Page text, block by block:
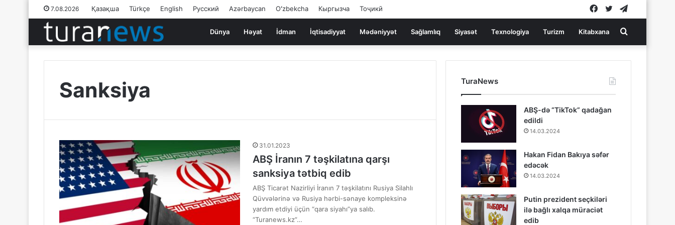
7.08.2026 Қазақша Türkçe English Русский Azərbaycan Oʻzbekcha Кыргызча Тоҷикӣ Twitter
Facebook
Dünya Həyat İdman İqtisadiyyat Mədəniyyət Sağlamlıq Siyasət Texnologiya Turizm Kitabxana Search
for
Sanksiya
31.01.2023
ABŞ İranın 7 təşkilatına qarşı
sanksiya tətbiq edib
ABŞ Ticarət Nazirliyi İranın 7 təşkilatını Rusiya Silahlı
Qüvvələrinə və Rusiya hərbi-sənaye kompleksinə
yardım etdiyi üçün “qara siyahı”ya salıb.
“Turanews.kz”…
TuraNews
ABŞ-də “TikTok” qadağan
edildi
14.03.2024
Hakan Fidan Bakıya səfər
edəcək
14.03.2024
Putin prezident seçkiləri
ilə bağlı xalqa müraciət
edib